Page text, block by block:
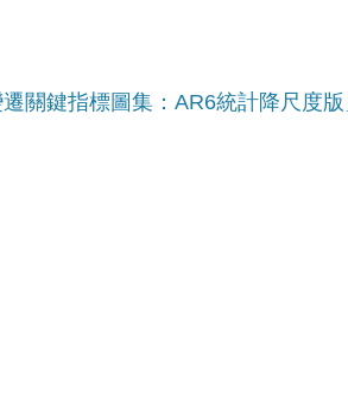
關鍵指標圖集：AR6統計降尺度